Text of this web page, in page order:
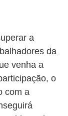
a
da
venha a
o
com a